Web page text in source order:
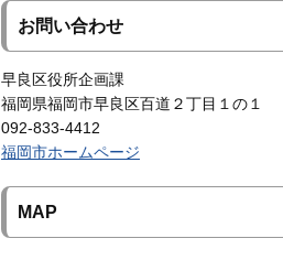
お問い合わせ
早良区役所企画課
福岡県福岡市早良区百道２丁目１の１
092-833-4412
福岡市ホームページ
MAP